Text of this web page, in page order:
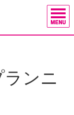
ンニ